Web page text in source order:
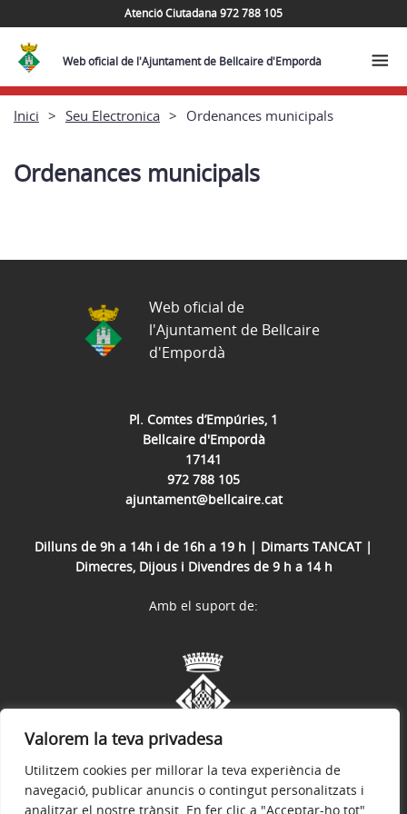
Valorem la teva privadesa
Utilitzem cookies per millorar la teva experiència de
navegació, publicar anuncis o contingut personalitzats i
analitzar el nostre trànsit. En fer clic a "Acceptar-ho tot",
Atenció Ciutadana 972 788 105
Web oficial de l'Ajuntament de Bellcaire d'Empordà
Inici Seu Electronica Ordenances municipals
Ordenances municipals
Pl. Comtes d’Empúries, 1
Bellcaire d'Empordà
17141
972 788 105
ajuntament@bellcaire.cat
Dilluns de 9h a 14h i de 16h a 19 h | Dimarts TANCAT |
Dimecres, Dijous i Divendres de 9 h a 14 h
Web oficial de
l'Ajuntament de Bellcaire
d'Empordà
Amb el suport de: